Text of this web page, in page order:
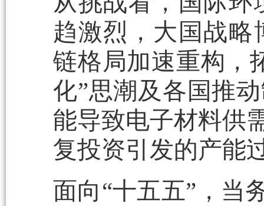
趋激烈，大国战
链格局加速重构，
化”思潮及各国推
能导致电子材料供
复投资引发的产能
面向“十五五”，当